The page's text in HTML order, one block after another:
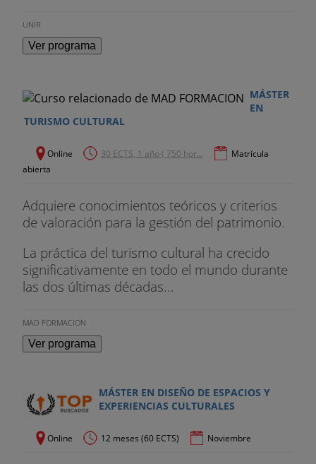
UNIR
Ver programa
MÁSTER
EN
TURISMO CULTURAL
Online 30 ECTS, 1 año ( 750 hor...
Matrícula
abierta
Adquiere conocimientos teóricos y criterios
de valoración para la gestión del patrimonio.
La práctica del turismo cultural ha crecido
significativamente en todo el mundo durante
las dos últimas décadas...
MAD FORMACION
Ver programa
MÁSTER EN DISEÑO DE ESPACIOS Y
EXPERIENCIAS CULTURALES
Online 12 meses (60 ECTS) Noviembre